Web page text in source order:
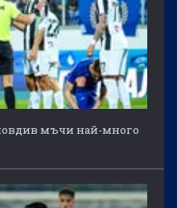
мъчи най-много